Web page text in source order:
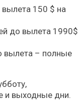
150 $ на
до вылета 1990$
вылета – полные
и выходные дни.